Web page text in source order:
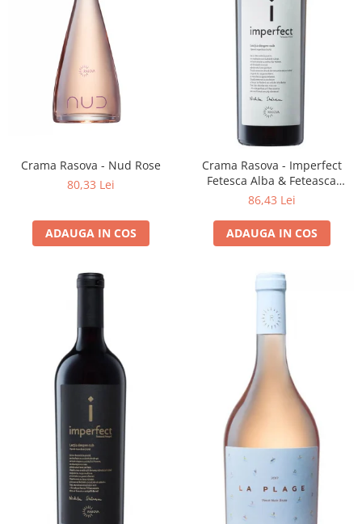
Crama Rasova - Nud Rose
80,33 Lei
ADAUGA IN COS
Crama Rasova - Imperfect
Fetesca Alba & Feteasca
Regala
86,43 Lei
ADAUGA IN COS